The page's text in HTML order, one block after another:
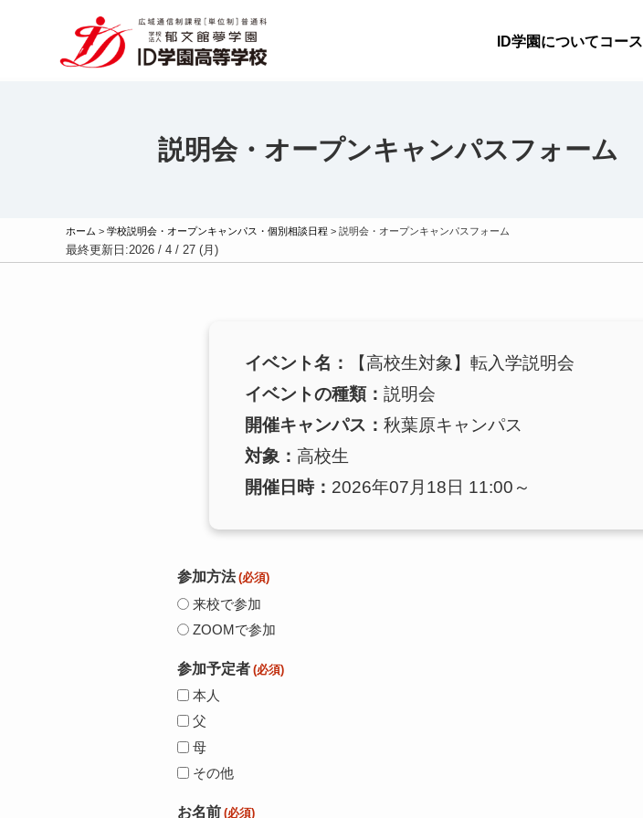
ID学園についてコース
説明会・オープンキャンパスフォーム
ホーム > 学校説明会・オープンキャンパス・個別相談日程 > 説明会・オープンキャンパスフォーム
最終更新日:2026 / 4 / 27 (月)
イベント名：
【高校生対象】転入学説明会
イベントの種類： 説明会
開催キャンパス： 秋葉原キャンパス
対象： 高校生
開催日時： 2026年07月18日 11:00～
参加方法 (必須)
来校で参加
ZOOMで参加
参加予定者 (必須)
本人
父
母
その他
お名前 (必須)